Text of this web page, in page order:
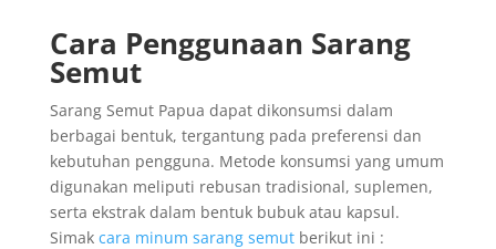
Cara Penggunaan Sarang
Semut
Sarang Semut Papua dapat dikonsumsi dalam
berbagai bentuk, tergantung pada preferensi dan
kebutuhan pengguna. Metode konsumsi yang umum
digunakan meliputi rebusan tradisional, suplemen,
serta ekstrak dalam bentuk bubuk atau kapsul.
Simak cara minum sarang semutberikut ini :